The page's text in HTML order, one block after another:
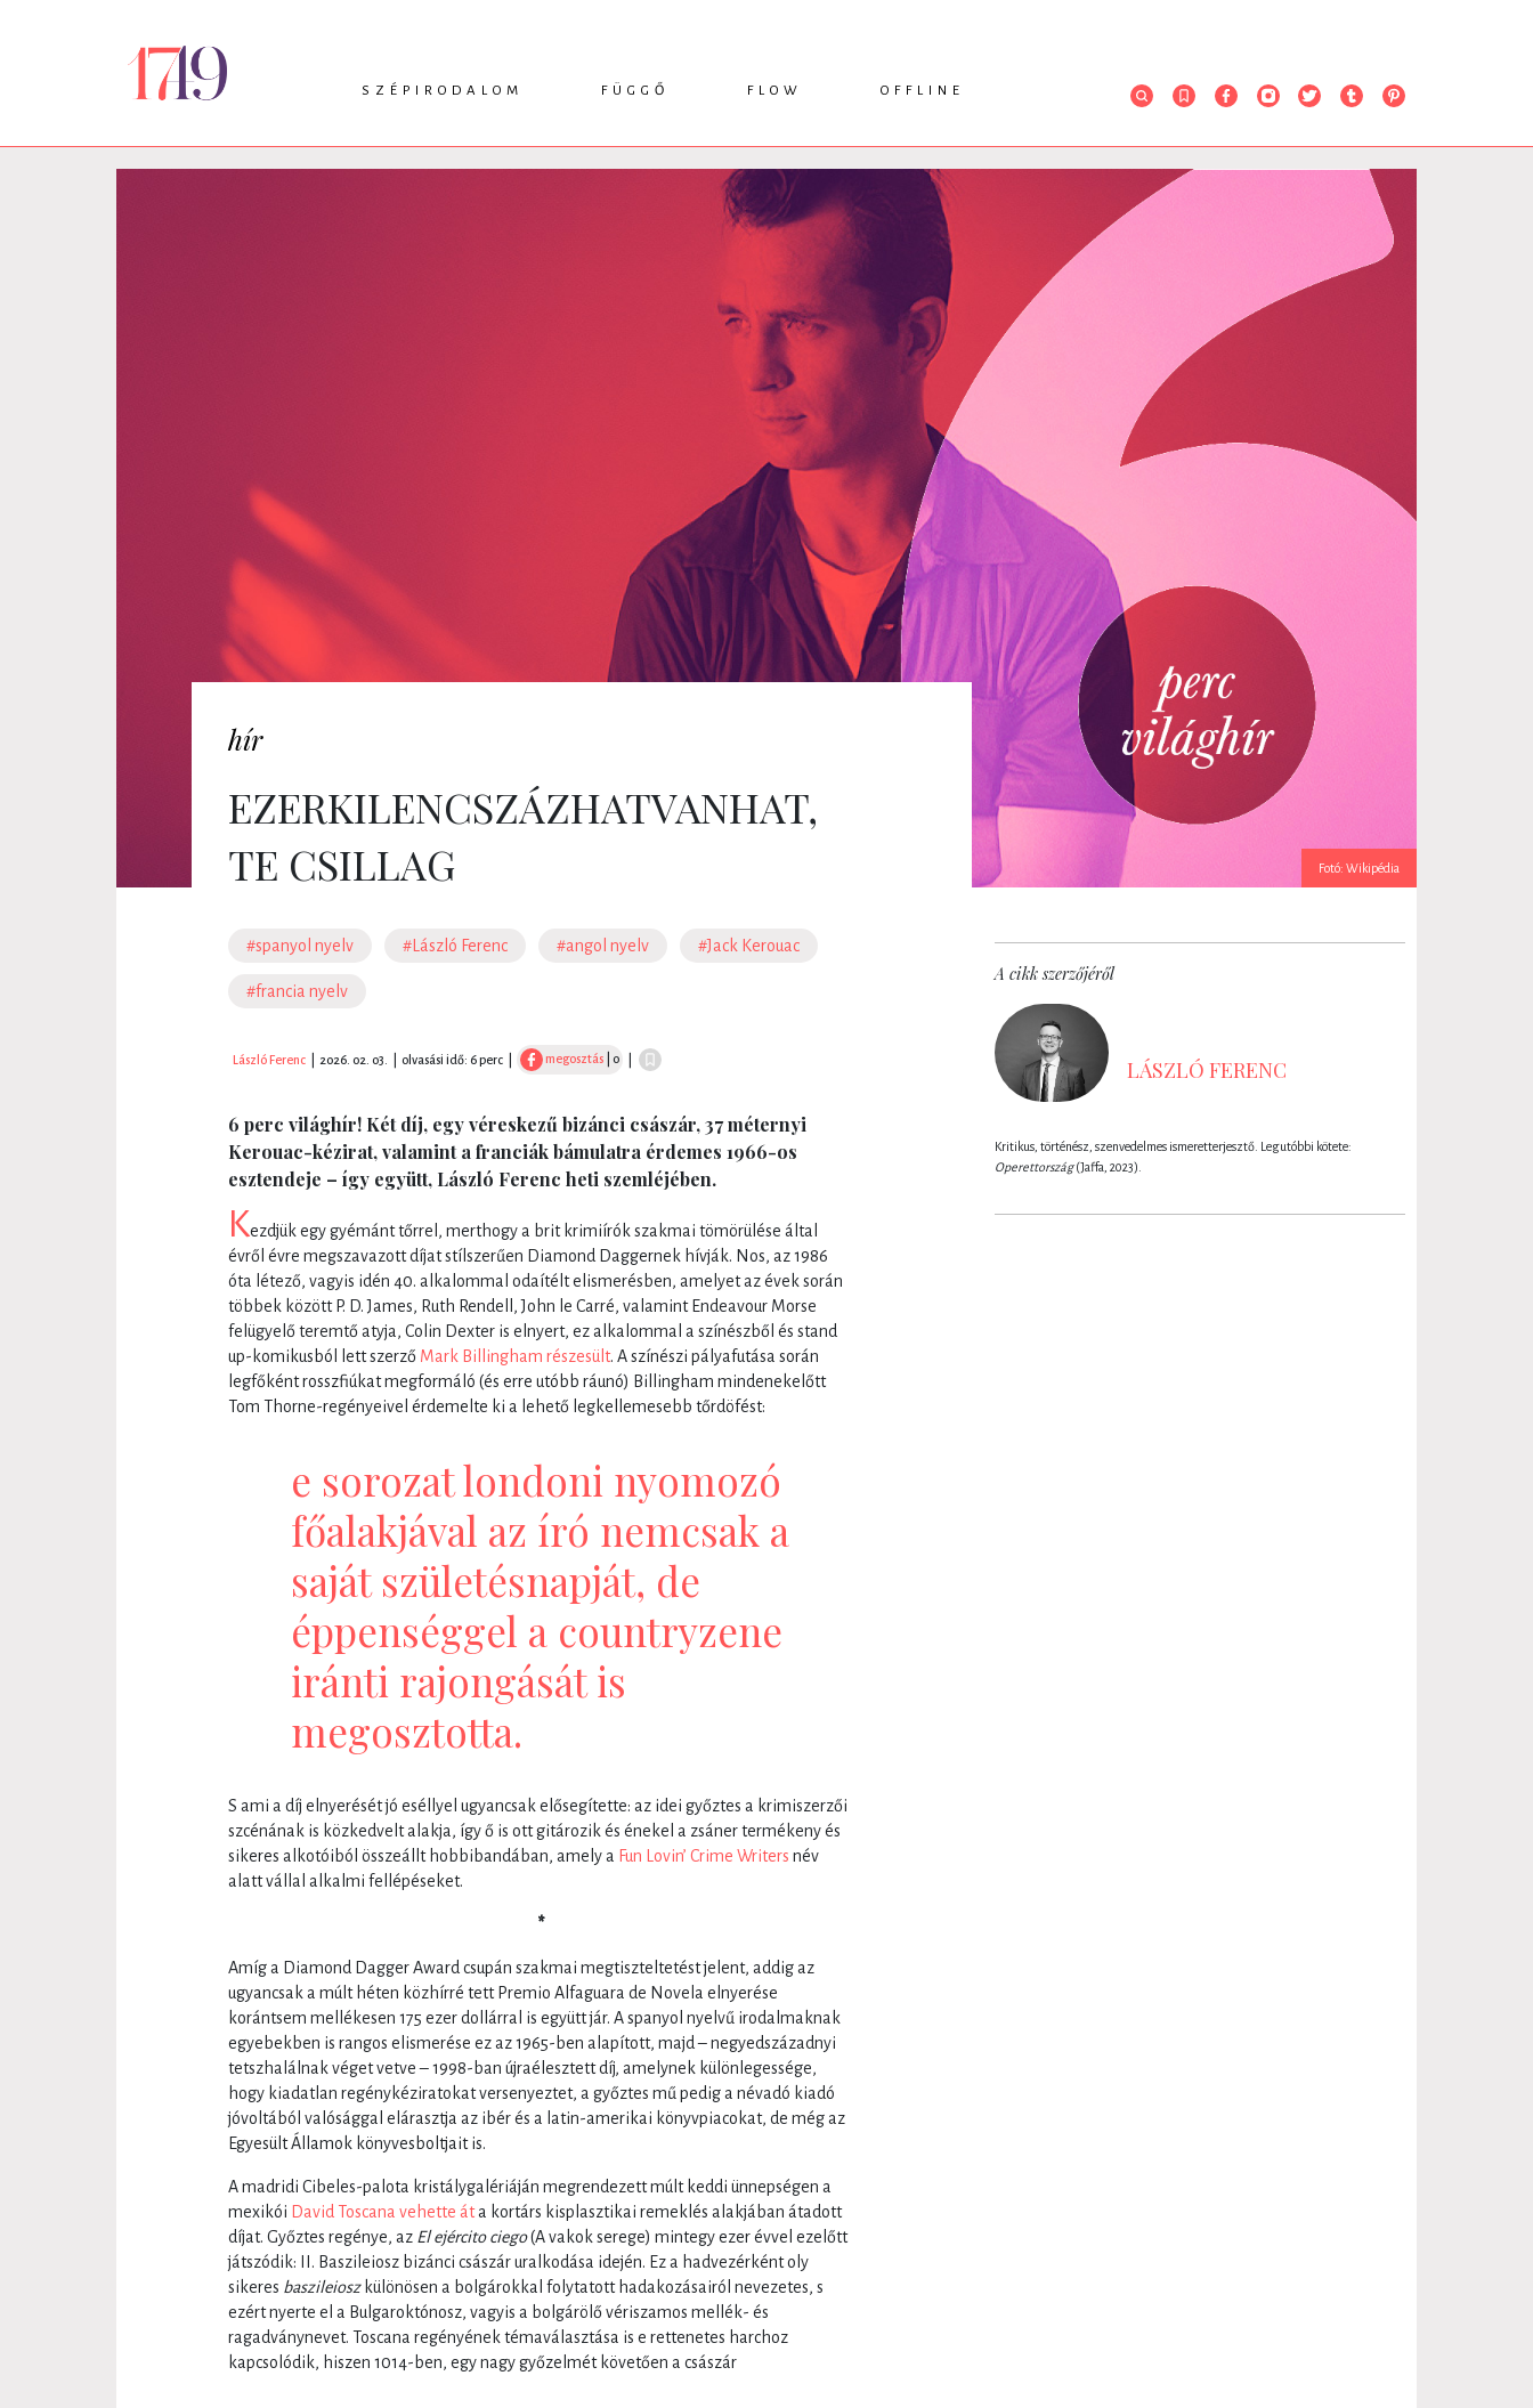
SZÉPIRODALOM
VERS
FÜGGŐ
KRITIKA
FLOW
INTERJÚ
IKSZEK
TOPLISTA
OFFLINE
RENDEZVÉNYEK
Fotó: Wikipédia
hír
EZERKILENCSZÁZHATVANHAT,
TE CSILLAG
#spanyol nyelv #László Ferenc #angol nyelv #Jack Kerouac
#francia nyelv
László Ferenc 2026. 02. 03. olvasási idő: 6 perc megosztás | 0
6 perc világhír! Két díj, egy véreskezű bizánci császár, 37 méternyi
Kerouac-kézirat, valamint a franciák bámulatra érdemes 1966-os
esztendeje – így együtt, László Ferenc heti szemléjében.
Kezdjük egy gyémánt tőrrel, merthogy a brit krimiírók szakmai tömörülése által
évről évre megszavazott díjat stílszerűen Diamond Daggernek hívják. Nos, az 1986
óta létező, vagyis idén 40. alkalommal odaítélt elismerésben, amelyet az évek során
többek között P. D. James, Ruth Rendell, John le Carré, valamint Endeavour Morse
felügyelő teremtő atyja, Colin Dexter is elnyert, ez alkalommal a színészből és stand
up-komikusból lett szerző Mark Billingham részesült. A színészi pályafutása során
legfőként rosszfiúkat megformáló (és erre utóbb ráunó) Billingham mindenekelőtt
Tom Thorne-regényeivel érdemelte ki a lehető legkellemesebb tőrdöfést:
e sorozat londoni nyomozó
főalakjával az író nemcsak a
saját születésnapját, de
éppenséggel a countryzene
iránti rajongását is
megosztotta.
S ami a díj elnyerését jó eséllyel ugyancsak elősegítette: az idei győztes a krimiszerzői
szcénának is közkedvelt alakja, így ő is ott gitározik és énekel a zsáner termékeny és
sikeres alkotóiból összeállt hobbibandában, amely a Fun Lovin’ Crime Writers név
alatt vállal alkalmi fellépéseket.
*
Amíg a Diamond Dagger Award csupán szakmai megtiszteltetést jelent, addig az
ugyancsak a múlt héten közhírré tett Premio Alfaguara de Novela elnyerése
korántsem mellékesen 175 ezer dollárral is együtt jár. A spanyol nyelvű irodalmaknak
egyebekben is rangos elismerése ez az 1965-ben alapított, majd – negyedszázadnyi
tetszhalálnak véget vetve – 1998-ban újraélesztett díj, amelynek különlegessége,
hogy kiadatlan regénykéziratokat versenyeztet, a győztes mű pedig a névadó kiadó
jóvoltából valósággal elárasztja az ibér és a latin-amerikai könyvpiacokat, de még az
Egyesült Államok könyvesboltjait is.
A madridi Cibeles-palota kristálygalériáján megrendezett múlt keddi ünnepségen a
mexikói David Toscana vehette áta kortárs kisplasztikai remeklés alakjában átadott
díjat. Győztes regénye, az El ejército ciego(A vakok serege) mintegy ezer évvel ezelőtt
játszódik: II. Baszileiosz bizánci császár uralkodása idején. Ez a hadvezérként oly
sikeres baszileioszkülönösen a bolgárokkal folytatott hadakozásairól nevezetes, s
ezért nyerte el a Bulgaroktónosz, vagyis a bolgárölő vériszamos mellék- és
ragadványnevet. Toscana regényének témaválasztása is e rettenetes harchoz
kapcsolódik, hiszen 1014-ben, egy nagy győzelmét követően a császár
A cikk szerzőjéről
LÁSZLÓ FERENC
Kritikus, történész, szenvedelmes ismeretterjesztő. Legutóbbi kötete:
Operettország(Jaffa, 2023).